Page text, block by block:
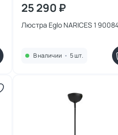
25 290 ₽
Люстра Eglo NARICES 1
В наличии • 5 шт.